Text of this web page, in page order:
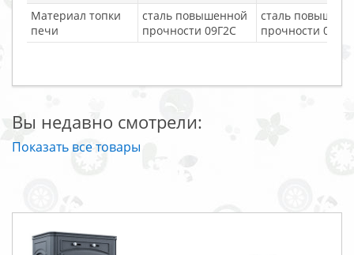
Материал топки
печи
сталь повышенной
прочности 09Г2С
сталь
прочности 09Г2С
Вы недавно смотрели:
Показать все товары